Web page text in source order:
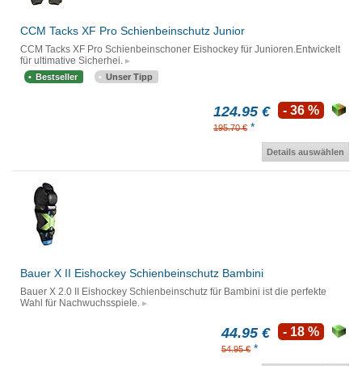
CCM Tacks XF Pro Schienbeinschutz Junior
CCM Tacks XF Pro Schienbeinschoner Eishockey für Junioren.Entwickelt
für ultimative Sicherhei.
Bestseller Unser Tipp
124.95 €
195.70 € *
- 36 %
Details auswählen
Bauer X II Eishockey Schienbeinschutz Bambini
Bauer X 2.0 II Eishockey Schienbeinschutz für Bambini ist die perfekte
Wahl für Nachwuchsspiele.
44.95 €
54.95 € *
- 18 %